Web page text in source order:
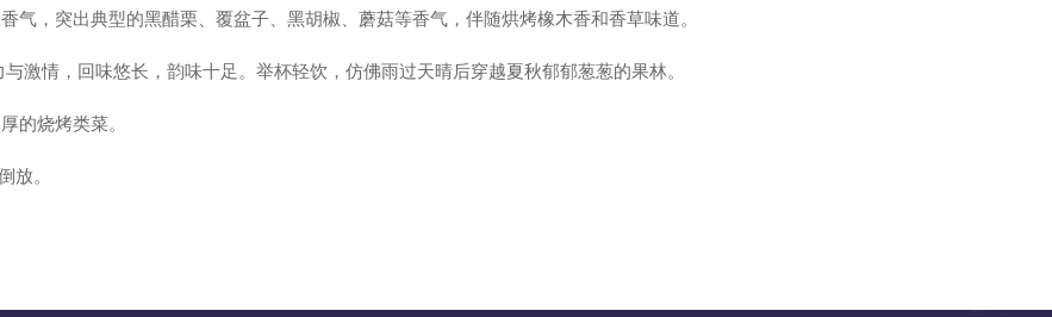
气，突出典型的黑醋栗、覆盆子、黑胡椒、蘑菇等香气，伴随烘烤橡木香和香草味道。
激情，回味悠长，韵味十足。举杯轻饮，仿佛雨过天晴后穿越夏秋郁郁葱葱的果林。
的烧烤类菜。
放。